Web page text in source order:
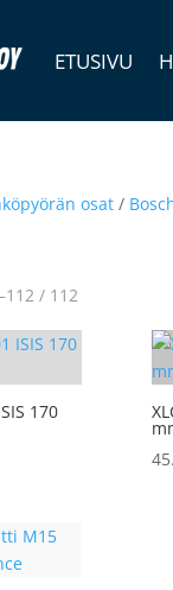
ETUSIVU
osat /
/ 112
170